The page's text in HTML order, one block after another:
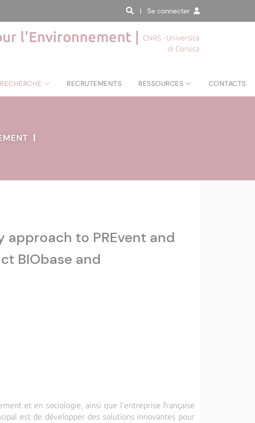
| Se connecter
l'Environnement |
CNRS - Università
di Corsica
RECRUTEMENTS RESSOURCES CONTACTS
|
approach to PREvent and
BIObase and
et en sociologie, ainsi que l’entreprise française
est de développer des solutions innovantes pour